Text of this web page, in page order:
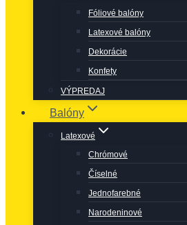
Fóliové balóny
Latexové balóny
Dekorácie
Konfety
VÝPREDAJ
Balóny
Latexové
Chrómové
Číselné
Jednofarebné
Narodeninové